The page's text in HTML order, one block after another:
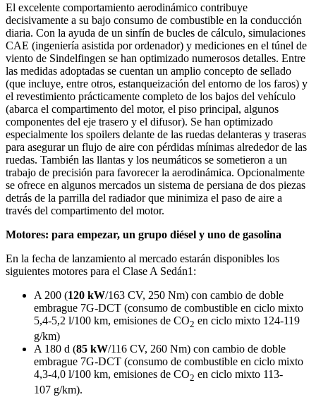
El excelente comportamiento aerodinámico contribuye
decisivamente a su bajo consumo de combustible en la conducción
diaria. Con la ayuda de un sinfín de bucles de cálculo, simulaciones
CAE (ingeniería asistida por ordenador) y mediciones en el túnel de
viento de Sindelfingen se han optimizado numerosos detalles. Entre
las medidas adoptadas se cuentan un amplio concepto de sellado
(que incluye, entre otros, estanqueización del entorno de los faros) y
el revestimiento prácticamente completo de los bajos del vehículo
(abarca el compartimento del motor, el piso principal, algunos
componentes del eje trasero y el difusor). Se han optimizado
especialmente los spoilers delante de las ruedas delanteras y traseras
para asegurar un flujo de aire con pérdidas mínimas alrededor de las
ruedas. También las llantas y los neumáticos se sometieron a un
trabajo de precisión para favorecer la aerodinámica. Opcionalmente
se ofrece en algunos mercados un sistema de persiana de dos piezas
detrás de la parrilla del radiador que minimiza el paso de aire a
través del compartimento del motor.
Motores: para empezar, un grupo diésel y uno de gasolina
En la fecha de lanzamiento al mercado estarán disponibles los
siguientes motores para el Clase A Sedán1:
A 200 (120 kW/163 CV, 250 Nm) con cambio de doble
embrague 7G‑DCT (consumo de combustible en ciclo mixto
5,4-5,2 l/100 km, emisiones de CO2 en ciclo mixto 124-119
g/km)
A 180 d (85 kW/116 CV, 260 Nm) con cambio de doble
embrague 7G‑DCT (consumo de combustible en ciclo mixto
4,3-4,0 l/100 km, emisiones de CO2 en ciclo mixto 113-
107 g/km).